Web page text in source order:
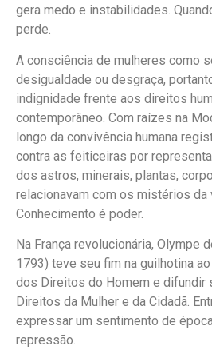
gera medo e instabilidades.
perde.
A consciência de mulheres como
desigualdade ou desgraça,
indignidade frente aos direitos
contemporâneo. Com raízes na
longo da convivência humana
contra as feiticeiras por
dos astros, minerais, plantas,
relacionavam com os mistérios da
Conhecimento é poder.
Na França revolucionária, Olympe
1793) teve seu fim na guilhotina
dos Direitos do Homem e difundir
Direitos da Mulher e da Cidadã.
expressar um sentimento de
repressão.